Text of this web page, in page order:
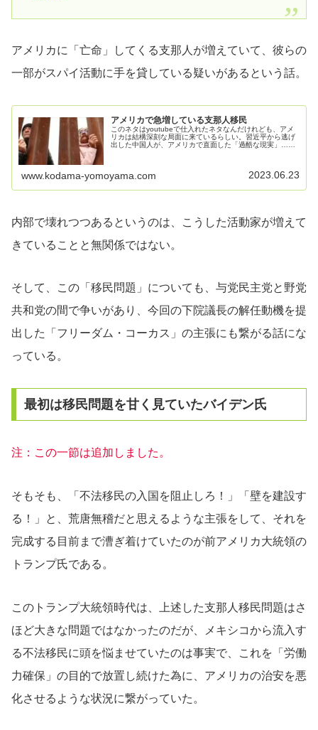
アメリカに「亡命」してくる支那人が増えていて、彼らの
一部がスパイ活動に手を貸している疑いがあるという話。
アメリカで急増している支那人移民
このネタはyoutubeで仕入れたネタなんだけれども、アメ
リカは結構深刻な局面に来ているらしい。習近平から逃げ
出した中国人が、アメリカで直面した「過酷な現実」…！
www.kodama-yomoyama.com 2023.06.23
内部で壊れつつあるというのは、こうした活動家が増えて
きていることと無関係ではない。
そして、この「移民問題」についても、与党民主党と野党
共和党の間で争いがあり、今回の下院議長の解任動機を提
出した「フリーダム・コーカス」の主張にも繋がる話にな
っている。
最初は移民問題を甘く見ていたバイデン氏
注：この一節は追加しました。
そもそも、「不法移民の入国を阻止しろ！」「壁を建設す
る！」と、荒唐無稽だと思えるような主張をして、それを
完成する目前まで漕ぎ着けていたのが前アメリカ大統領の
トランプ氏である。
このトランプ大統領時代は、上述した支那人移民問題はさ
ほど大きな問題ではなかったのだが、メキシコから流入す
る不法移民に頭を悩ませていたのは事実で、これを「労働
力確保」の目的で放置し続けた為に、アメリカの治安を悪
化させるような状況に繋がっていた。